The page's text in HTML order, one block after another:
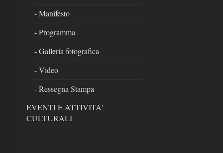
- Manifesto
- Programma
- Galleria fotografica
- Video
- Ressegna Stampa
EVENTI E ATTIVITA'
CULTURALI